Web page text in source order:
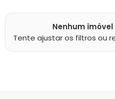
Nenhum
Tente ajustar os filtros ou